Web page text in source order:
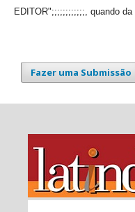
EDITOR";;;;;;;;;;;;, quando da
Fazer uma Submissão